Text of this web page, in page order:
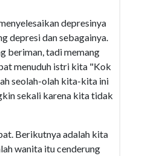
depresinya
depresi dan sebagainya.
beriman, tadi memang
menuduh istri kita "Kok
seolah-olah kita-kita ini
sekali karena kita tidak
Berikutnya adalah kita
wanita itu cenderung